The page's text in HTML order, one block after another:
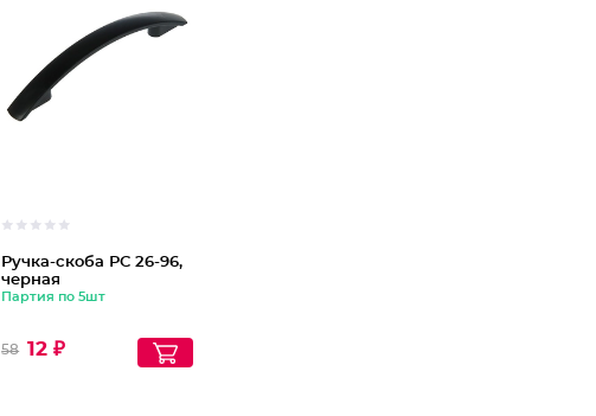
Ручка-скоба РС 26-96,
черная
Партия по 5шт
58 12 ₽